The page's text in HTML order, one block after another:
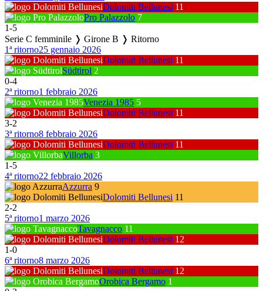
Dolomiti Bellunesi 11
Pro Palazzolo 7
1-5
Serie C femminile ❭ Girone B ❭ Ritorno
1ª ritorno25 gennaio 2026
Dolomiti Bellunesi 11
Südtirol 2
0-4
2ª ritorno1 febbraio 2026
Venezia 1985 5
Dolomiti Bellunesi 11
3-2
3ª ritorno8 febbraio 2026
Dolomiti Bellunesi 11
Villorba 3
1-5
4ª ritorno22 febbraio 2026
Azzurra 9
Dolomiti Bellunesi 11
2-2
5ª ritorno1 marzo 2026
Tavagnacco 11
Dolomiti Bellunesi 12
1-0
6ª ritorno8 marzo 2026
Dolomiti Bellunesi 12
Orobica Bergamo 1